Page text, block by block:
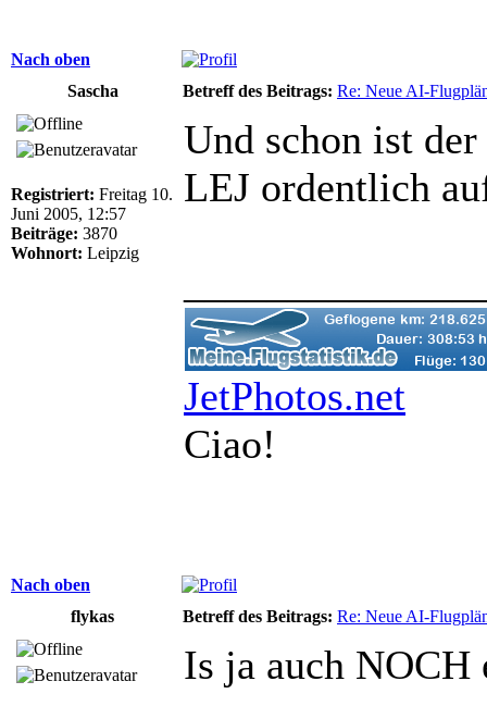
Nach oben
Sascha
Betreff des Beitrags: Re: Neue AI-
Registriert: Freitag 10.
Juni 2005, 12:57
Beiträge: 3870
Wohnort: Leipzig
Und schon ist
LEJ ordentlich
JetPhotos.net
Ciao!
Nach oben
flykas
Betreff des Beitrags: Re: Neue AI-
Is ja auch